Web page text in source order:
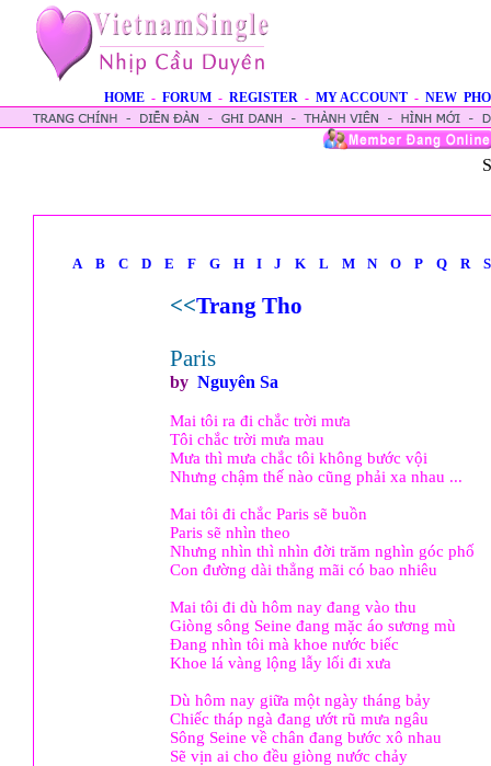
HOME - FORUM - REGISTER - MY ACCOUNT - NEW
A B C D E F G H I J K L M N O P Q R S
<<Trang Tho
Paris
by Nguyên Sa
Mai tôi ra đi chắc trời mưa
Tôi chắc trời mưa mau
Mưa thì mưa chắc tôi không bước vội
Nhưng chậm thế nào cũng phải xa nhau ...
Mai tôi đi chắc Paris sẽ buồn
Paris sẽ nhìn theo
Nhưng nhìn thì nhìn đời trăm nghìn góc phố
Con đường dài thẳng mãi có bao nhiêu
Mai tôi đi dù hôm nay đang vào thu
Giòng sông Seine đang mặc áo sương mù
Đang nhìn tôi mà khoe nước biếc
Khoe lá vàng lộng lẫy lối đi xưa
Dù hôm nay giữa một ngày tháng bảy
Chiếc tháp ngà đang ướt rũ mưa ngâu
Sông Seine về chân đang bước xô nhau
Sẽ vịn ai cho đều giòng nước chảy